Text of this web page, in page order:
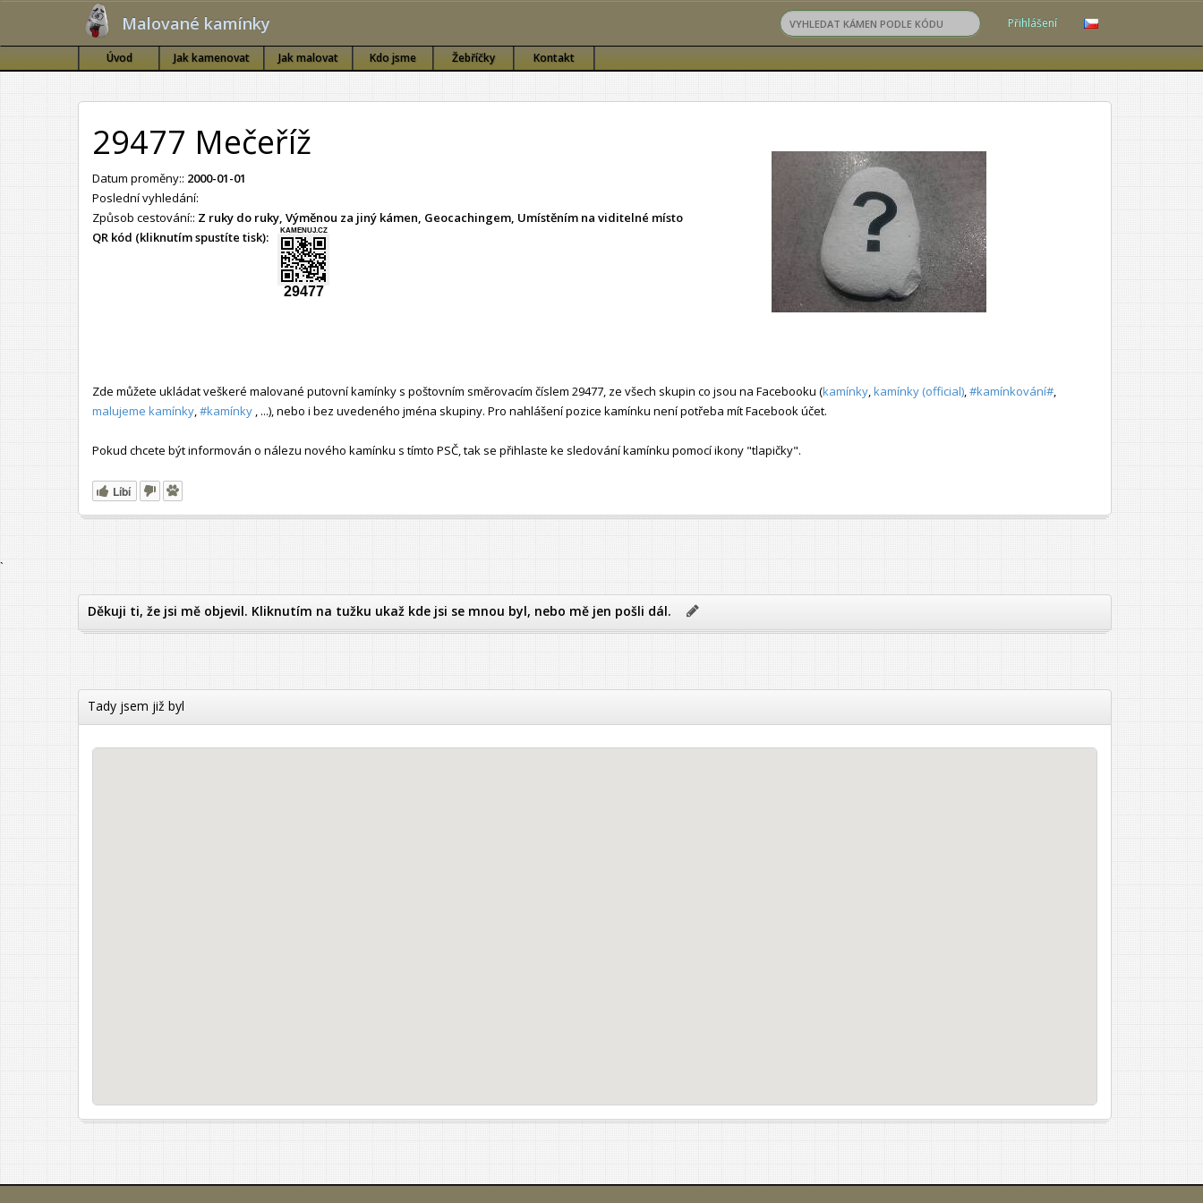
Malované kamínky Přihlášení
Úvod Jak kamenovat Jak malovat Kdo jsme Žebříčky Kontakt
29477 Mečeříž
Datum proměny:: 2000-01-01
Poslední vyhledání:
Způsob cestování:: Z ruky do ruky, Výměnou za jiný kámen, Geocachingem, Umístěním na viditelné místo
QR kód (kliknutím spustíte tisk):
KAMENUJ.CZ
29477
Zde můžete ukládat veškeré malované putovní kamínky s poštovním směrovacím číslem 29477, ze všech skupin co jsou na Facebooku (kamínky kamínky (official) #kamínkování#
malujeme kamínky #kamínky , ...), nebo i bez uvedeného jména skupiny. Pro nahlášení pozice kamínku není potřeba mít Facebook účet.
Pokud chcete být informován o nálezu nového kamínku s tímto PSČ, tak se přihlaste ke sledování kamínku pomocí ikony "tlapičky".
Líbí
`
Děkuji ti, že jsi mě objevil. Kliknutím na tužku ukaž kde jsi se mnou byl, nebo mě jen pošli dál.
Tady jsem již byl